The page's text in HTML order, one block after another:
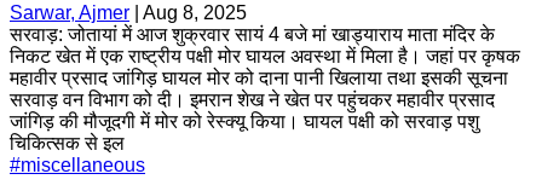
Sarwar, Ajmer
Aug 8, 2025
सरवाड़: जोतायां में आज शुक्रवार सायं 4 बजे मां खाड्याराय माता मंदिर के
निकट खेत में एक राष्ट्रीय पक्षी मोर घायल अवस्था में मिला है। जहां पर कृषक
महावीर प्रसाद जांगिड़ घायल मोर को दाना पानी खिलाया तथा इसकी सूचना
सरवाड़ वन विभाग को दी। इमरान शेख ने खेत पर पहुंचकर महावीर प्रसाद
जांगिड़ की मौजूदगी में मोर को रेस्क्यू किया। घायल पक्षी को सरवाड़ पशु
चिकित्सक से इल
#miscellaneous